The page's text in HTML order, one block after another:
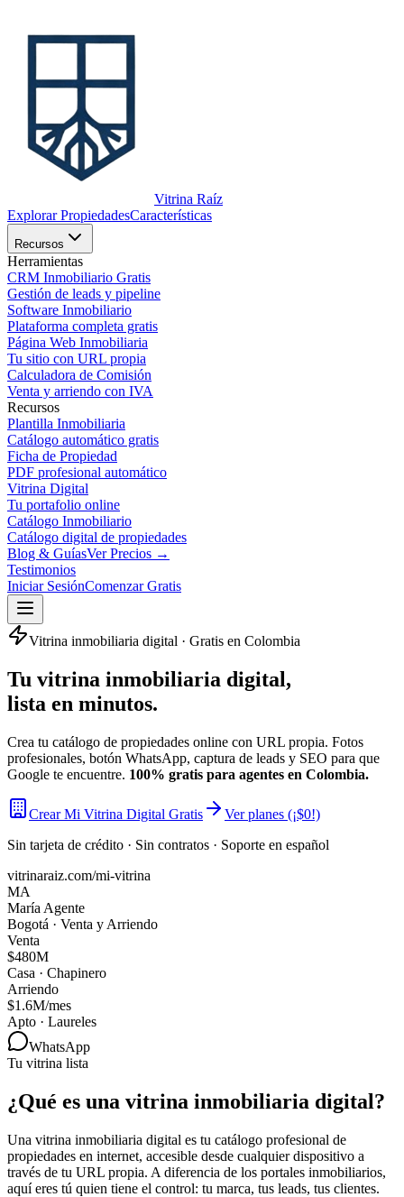
Vitrina Raíz
Explorar PropiedadesCaracterísticas
Recursos
Herramientas
CRM Inmobiliario Gratis
Gestión de leads y pipeline
Software Inmobiliario
Plataforma completa gratis
Página Web Inmobiliaria
Tu sitio con URL propia
Calculadora de Comisión
Venta y arriendo con IVA
Recursos
Plantilla Inmobiliaria
Catálogo automático gratis
Ficha de Propiedad
PDF profesional automático
Vitrina Digital
Tu portafolio online
Catálogo Inmobiliario
Catálogo digital de propiedades
Blog & GuíasVer Precios →
Testimonios
Iniciar SesiónComenzar Gratis
Vitrina inmobiliaria digital · Gratis en Colombia
Tu vitrina inmobiliaria digital,
lista en minutos.
Crea tu catálogo de propiedades online con URL propia. Fotos
profesionales, botón WhatsApp, captura de leads y SEO para que
Google te encuentre. 100% gratis para agentes en Colombia.
Crear Mi Vitrina Digital Gratis
Ver planes (¡$0!)
Sin tarjeta de crédito · Sin contratos · Soporte en español
vitrinaraiz.com/mi-vitrina
MA
María Agente
Bogotá · Venta y Arriendo
Venta
$480M
Casa · Chapinero
Arriendo
$1.6M/mes
Apto · Laureles
WhatsApp
Tu vitrina lista
¿Qué es una vitrina inmobiliaria digital?
Una vitrina inmobiliaria digital es tu catálogo profesional de
propiedades en internet, accesible desde cualquier dispositivo a
través de tu URL propia. A diferencia de los portales inmobiliarios,
aquí eres tú quien tiene el control: tu marca, tus leads, tus clientes.